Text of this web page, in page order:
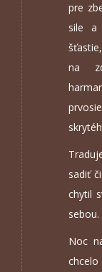
pre
sile a
na
sadiť
chytil
sebou.
Noc